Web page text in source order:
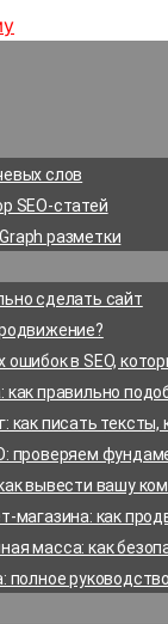
слов
SEO-статей
разметки
сделать сайт
в SEO,
как правильно
как писать
проверяем
вывести вашу
магазина: как
масса: как
полное